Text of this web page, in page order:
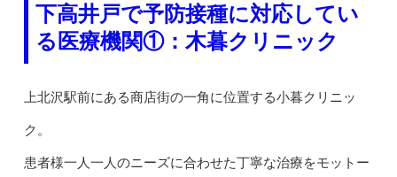
下高井戸で予防接種に対応してい
る医療機関①：木暮クリニック
上北沢駅前にある商店街の一角に位置する小暮クリニッ
ク。
患者様一人一人のニーズに合わせた丁寧な治療をモットー